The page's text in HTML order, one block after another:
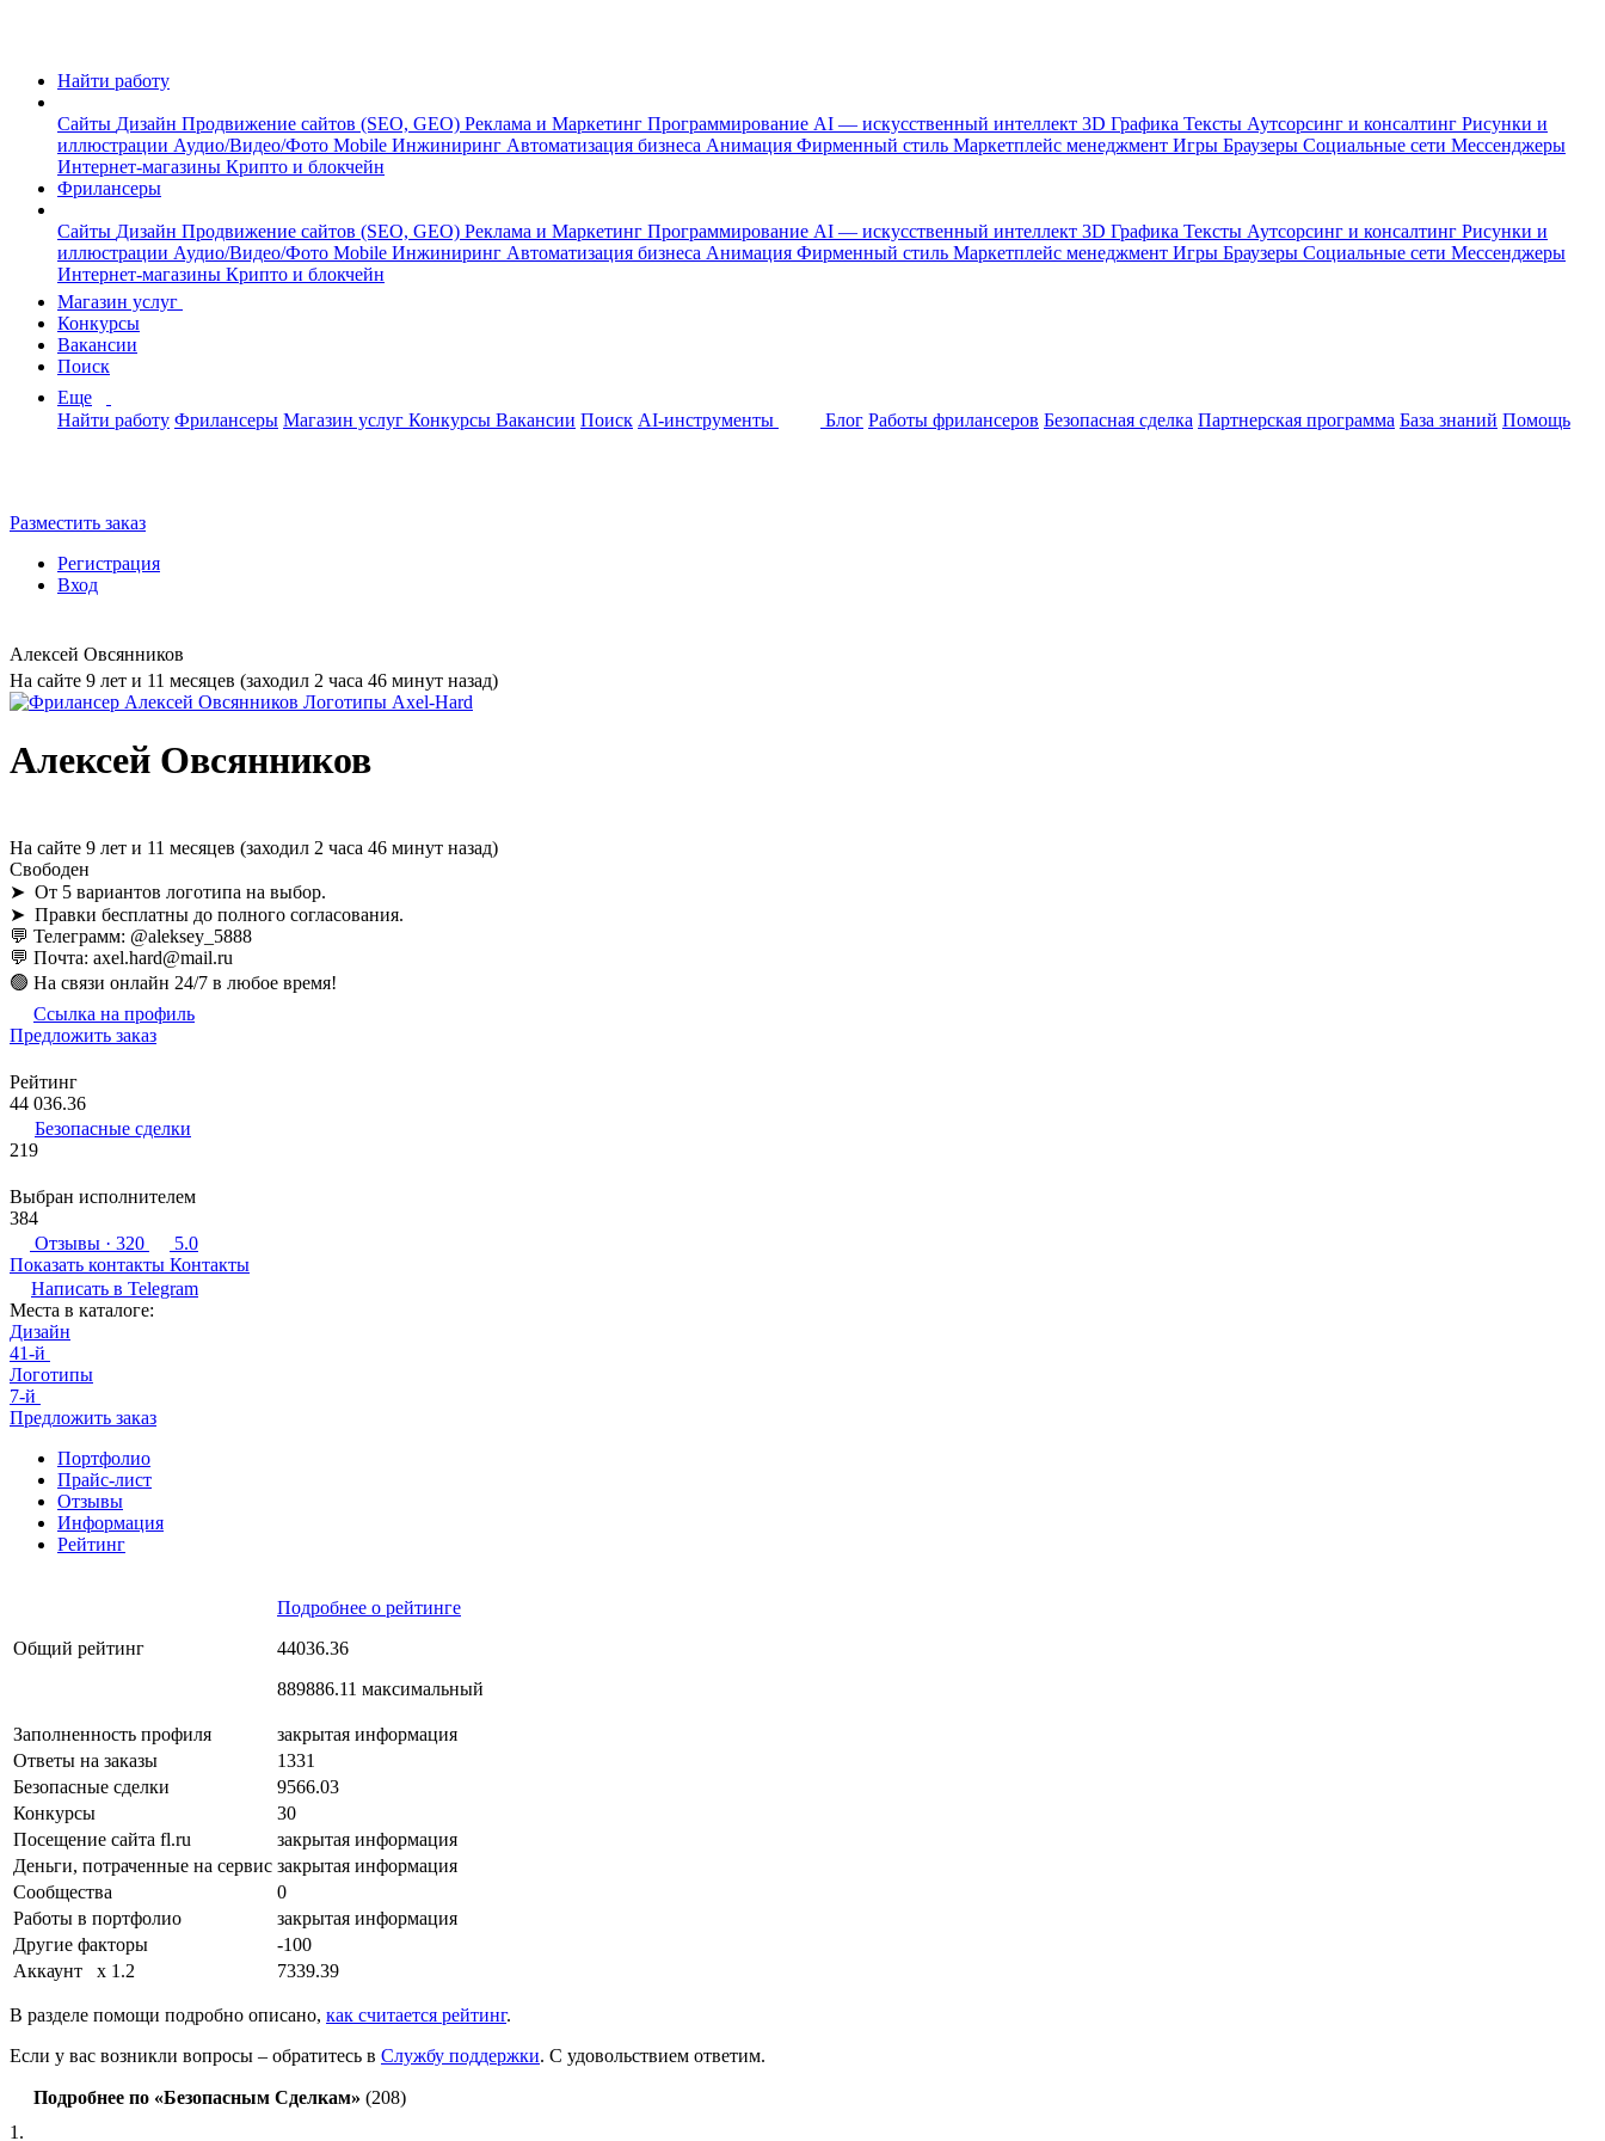
Найти работу
Сайты Дизайн Продвижение сайтов (SEO, GEO) Реклама и Маркетинг Программирование AI — искусственный интеллект 3D Графика Тексты Аутсорсинг и консалтинг Рисунки и
иллюстрации Аудио/Видео/Фото Mobile Инжиниринг Автоматизация бизнеса Анимация Фирменный стиль Маркетплейс менеджмент Игры Браузеры Социальные сети Мессенджеры
Интернет-магазины Крипто и блокчейн
Фрилансеры
Сайты Дизайн Продвижение сайтов (SEO, GEO) Реклама и Маркетинг Программирование AI — искусственный интеллект 3D Графика Тексты Аутсорсинг и консалтинг Рисунки и
иллюстрации Аудио/Видео/Фото Mobile Инжиниринг Автоматизация бизнеса Анимация Фирменный стиль Маркетплейс менеджмент Игры Браузеры Социальные сети Мессенджеры
Интернет-магазины Крипто и блокчейн
Магазин услуг
Конкурсы
Вакансии
Поиск
Еще
Найти работу Фрилансеры Магазин услуг Конкурсы Вакансии Поиск AI-инструменты Блог Работы фрилансеров Безопасная сделка Партнерская программа База знаний Помощь
Разместить заказ
Регистрация
Вход
Алексей Овсянников
На сайте 9 лет и 11 месяцев (заходил 2 часа 46 минут назад)
Алексей Овсянников
На сайте 9 лет и 11 месяцев (заходил 2 часа 46 минут назад)
Свободен
➤ От 5 вариантов логотипа на выбор.
➤ Правки бесплатны до полного согласования.
💬 Телеграмм: @aleksey_5888
💬 Почта: axel.hard@mail.ru
🟢 На связи онлайн 24/7 в любое время!
Ссылка на профиль
Предложить заказ
Рейтинг
44 036.36
Безопасные сделки
219
Выбран исполнителем
384
Отзывы · 320
5.0
Показать контакты Контакты
Написать в Telegram
Места в каталоге:
Дизайн
41-й
Логотипы
7-й
Предложить заказ
Портфолио
Прайс-лист
Отзывы
Информация
Рейтинг
Общий рейтинг
Подробнее о рейтинге
44036.36
889886.11 максимальный
Заполненность профиля
закрытая информация
Ответы на заказы
1331
Безопасные сделки
9566.03
Конкурсы
30
Посещение сайта fl.ru
закрытая информация
Деньги, потраченные на сервис закрытая информация
Сообщества
0
Работы в портфолио
закрытая информация
Другие факторы
-100
Аккаунт
x 1.2 7339.39
В разделе помощи подробно описано, как считается рейтинг.
Если у вас возникли вопросы – обратитесь в Службу поддержки. С удовольствием ответим.
Подробнее по «Безопасным Сделкам» (208)
1.